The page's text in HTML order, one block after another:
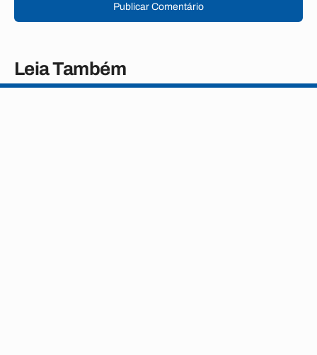
Publicar Comentário
Leia Também